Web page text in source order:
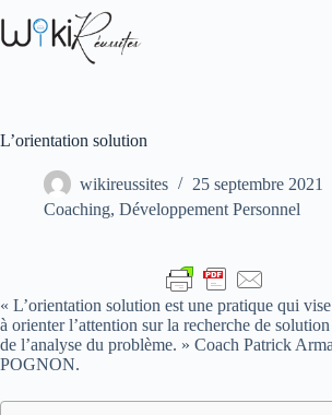
L’orientation solution
wikireussites
25 septembre 2021
Coaching, Développement Personnel
« L’orientation solution est une pratique qui
à orienter l’attention sur la recherche de
de l’analyse du problème. » Coach Patrick
POGNON.